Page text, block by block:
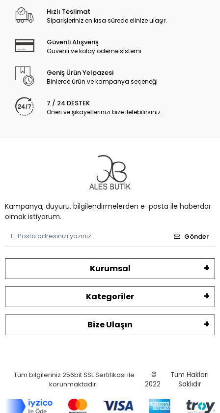
Hızlı Teslimat
Siparişleriniz en kısa sürede elinize ulaşır.
Güvenli Alışveriş
Güvenli ve kolay ödeme sistemi
Geniş Ürün Yelpazesi
Binlerce ürün ve kampanya seçeneği
7 / 24 DESTEK
Öneri ve şikayetlerinizi bize iletebilirsiniz.
Kampanya, duyuru, bilgilendirmelerden e-posta ile haberdar
olmak istiyorum.
Gönder
Kurumsal
Kategoriler
Bize Ulaşın
Tüm bilgileriniz 256bit SSL Sertifikası ile
korunmaktadır.
©
2022
Tüm Hakları
Saklıdır